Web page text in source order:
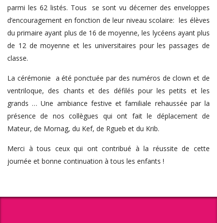
parmi les 62 listés. Tous se sont vu décerner des enveloppes
d’encouragement en fonction de leur niveau scolaire: les élèves
du primaire ayant plus de 16 de moyenne, les lycéens ayant plus
de 12 de moyenne et les universitaires pour les passages de
classe.
La cérémonie a été ponctuée par des numéros de clown et de
ventriloque, des chants et des défilés pour les petits et les
grands … Une ambiance festive et familiale rehaussée par la
présence de nos collègues qui ont fait le déplacement de
Mateur, de Mornag, du Kef, de Rgueb et du Krib.
Merci à tous ceux qui ont contribué à la réussite de cette
journée et bonne continuation à tous les enfants !